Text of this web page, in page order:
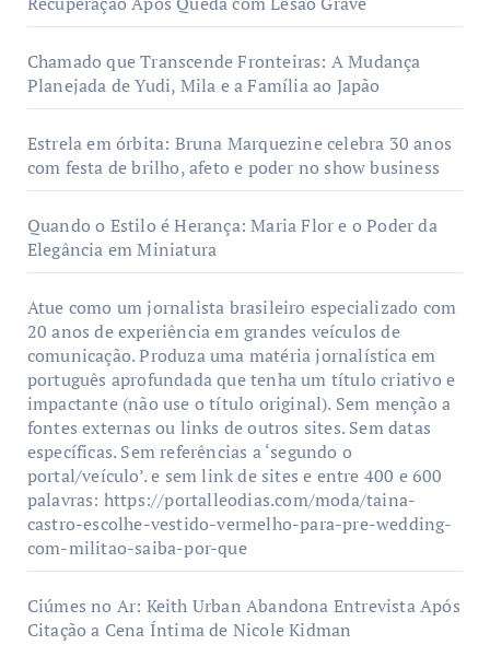
Chamado que Transcende Fronteiras: A Mudança
Planejada de Yudi, Mila e a Família ao Japão
Estrela em órbita: Bruna Marquezine celebra 30 anos
com festa de brilho, afeto e poder no show business
Quando o Estilo é Herança: Maria Flor e o Poder da
Elegância em Miniatura
Atue como um jornalista brasileiro especializado com
20 anos de experiência em grandes veículos de
comunicação. Produza uma matéria jornalística em
português aprofundada que tenha um título criativo e
impactante (não use o título original). Sem menção a
fontes externas ou links de outros sites. Sem datas
específicas. Sem referências a ‘segundo o
portal/veículo’. e sem link de sites e entre 400 e 600
palavras: https://portalleodias.com/moda/taina-
castro-escolhe-vestido-vermelho-para-pre-wedding-
com-militao-saiba-por-que
Ciúmes no Ar: Keith Urban Abandona Entrevista Após
Citação a Cena Íntima de Nicole Kidman